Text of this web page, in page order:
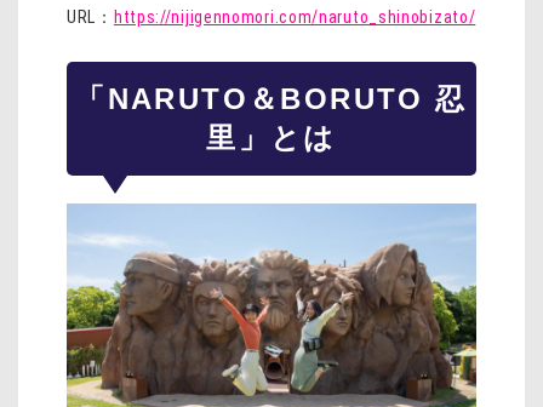
URL： https://nijigennomori.com/naruto_shinobizato/
「NARUTO＆BORUTO 忍
里」とは